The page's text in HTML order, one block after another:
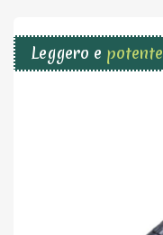
Leggero e potente